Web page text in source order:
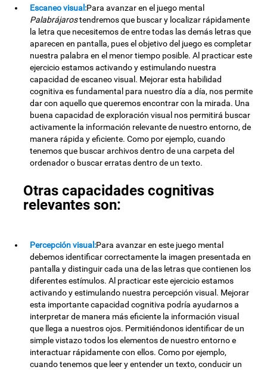
Escaneo visual:Para avanzar en el juego mental
Palabrájarostendremos que buscar y localizar rápidamente
la letra que necesitemos de entre todas las demás letras que
aparecen en pantalla, pues el objetivo del juego es completar
nuestra palabra en el menor tiempo posible. Al practicar este
ejercicio estamos activando y estimulando nuestra
capacidad de escaneo visual. Mejorar esta habilidad
cognitiva es fundamental para nuestro día a día, nos permite
dar con aquello que queremos encontrar con la mirada. Una
buena capacidad de exploración visual nos permitirá buscar
activamente la información relevante de nuestro entorno, de
manera rápida y eficiente. Como por ejemplo, cuando
tenemos que buscar archivos dentro de una carpeta del
ordenador o buscar erratas dentro de un texto.
Otras capacidades cognitivas
relevantes son:
Percepción visual:Para avanzar en este juego mental
debemos identificar correctamente la imagen presentada en
pantalla y distinguir cada una de las letras que contienen los
diferentes estímulos. Al practicar este ejercicio estamos
activando y estimulando nuestra percepción visual. Mejorar
esta importante capacidad cognitiva podría ayudarnos a
interpretar de manera más eficiente la información visual
que llega a nuestros ojos. Permitiéndonos identificar de un
simple vistazo todos los elementos de nuestro entorno e
interactuar rápidamente con ellos. Como por ejemplo,
cuando tenemos que leer y entender un texto, conducir un